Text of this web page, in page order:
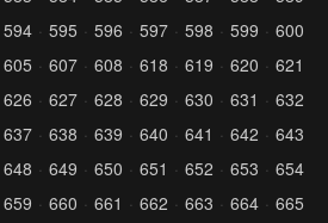
594 595 596 597 598 599
600
605 607 608 618 619 620
621
626 627 628 629 630 631
632
637 638 639 640 641 642
643
648 649 650 651 652 653
654
659 660 661 662 663 664
665